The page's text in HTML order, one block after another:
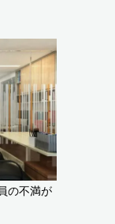
の不満が